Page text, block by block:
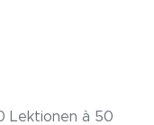
Lektionen à 50